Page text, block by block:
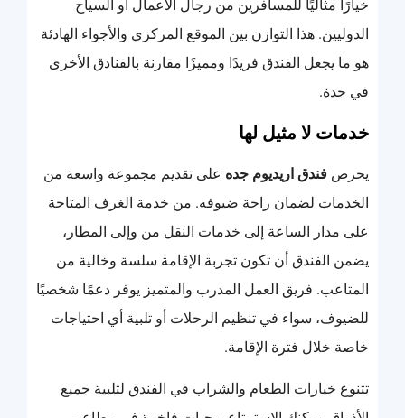
خيارًا مثاليًا للمسافرين من رجال الأعمال أو السياح
الدوليين. هذا التوازن بين الموقع المركزي والأجواء الهادئة
هو ما يجعل الفندق فريدًا ومميزًا مقارنة بالفنادق الأخرى
في جدة.
خدمات لا مثيل لها
يحرص فندق اريديوم جده على تقديم مجموعة واسعة من
الخدمات لضمان راحة ضيوفه. من خدمة الغرف المتاحة
على مدار الساعة إلى خدمات النقل من وإلى المطار،
يضمن الفندق أن تكون تجربة الإقامة سلسة وخالية من
المتاعب. فريق العمل المدرب والمتميز يوفر دعمًا شخصيًا
للضيوف، سواء في تنظيم الرحلات أو تلبية أي احتياجات
خاصة خلال فترة الإقامة.
تتنوع خيارات الطعام والشراب في الفندق لتلبية جميع